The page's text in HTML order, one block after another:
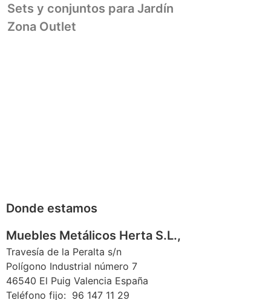
Sets y conjuntos para Jardín
Zona Outlet
Donde estamos
Muebles Metálicos Herta S.L.,
Travesía de la Peralta s/n
Polígono Industrial número 7
46540 El Puig Valencia España
Teléfono fijo: 96 147 11 29